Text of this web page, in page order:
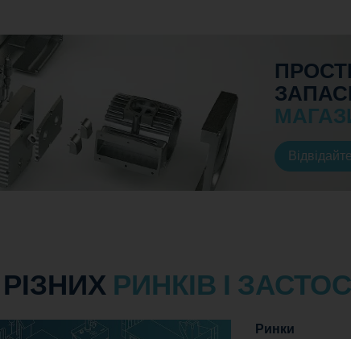
РИНКІВ І
Ринки